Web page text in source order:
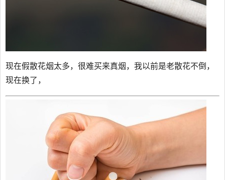
现在假散花烟太多，很难买来真烟，我以前是老散花不倒，
现在换了，